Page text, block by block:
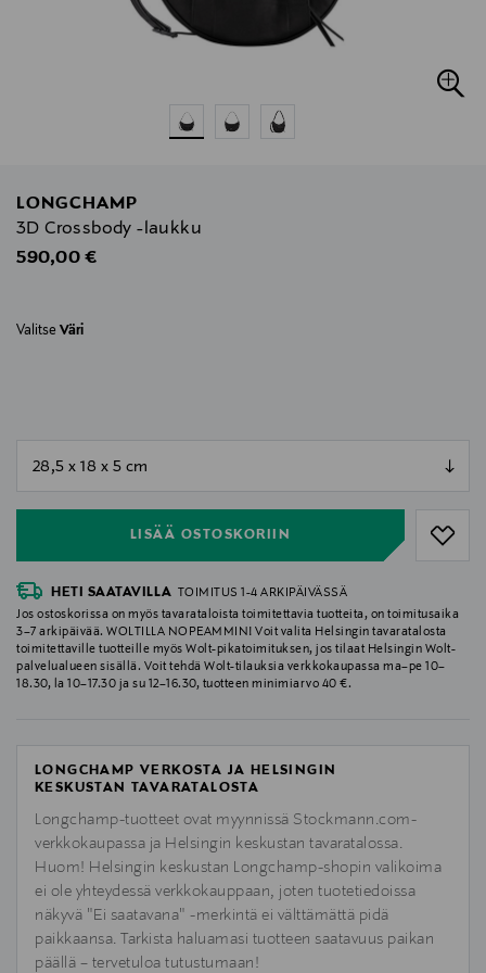
LONGCHAMP
3D Crossbody -laukku
Original Price
590,00 €
Valitse Väri
LISÄÄ OSTOSKORIIN
HETI SAATAVILLA
TOIMITUS 1-4 ARKIPÄIVÄSSÄ
Jos ostoskorissa on myös tavarataloista toimitettavia tuotteita, on toimitusaika
3–7 arkipäivää. WOLTILLA NOPEAMMIN! Voit valita Helsingin tavaratalosta
toimitettaville tuotteille myös Wolt-pikatoimituksen, jos tilaat Helsingin Wolt-
palvelualueen sisällä. Voit tehdä Wolt-tilauksia verkkokaupassa ma–pe 10–
18.30, la 10–17.30 ja su 12–16.30, tuotteen minimiarvo 40 €.
LONGCHAMP VERKOSTA JA HELSINGIN
KESKUSTAN TAVARATALOSTA
Longchamp-tuotteet ovat myynnissä Stockmann.com-
verkkokaupassa ja Helsingin keskustan tavaratalossa.
Huom! Helsingin keskustan Longchamp-shopin valikoima
ei ole yhteydessä verkkokauppaan, joten tuotetiedoissa
näkyvä "Ei saatavana" -merkintä ei välttämättä pidä
paikkaansa. Tarkista haluamasi tuotteen saatavuus paikan
päällä – tervetuloa tutustumaan!